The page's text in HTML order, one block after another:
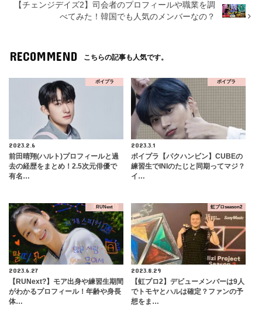
【チェンジデイズ2】司会者のプロフィールや職業を調
べてみた！韓国でも人気のメンバーなの？
RECOMMEND こちらの記事も人気です。
ボイプラ
2023.2.6
前田晴翔(ハルト)プロフィールと過
去の経歴をまとめ！2.5次元俳優で
有名…
ボイプラ
2023.3.1
ボイプラ【パクハンビン】CUBEの
練習生でINIのたじと同期ってマジ？
イ…
RUNext
2023.6.27
【RUNext?】モア出身や練習生期間
がわかるプロフィール！年齢や身長
体…
虹プロseason2
2023.8.29
【虹プロ2】デビューメンバーは9人
でトモヤとハルは確定？ファンの予
想をま…